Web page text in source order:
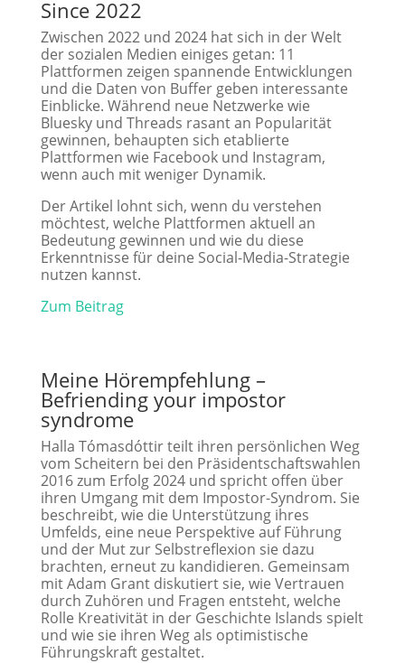
Since 2022
Zwischen 2022 und 2024 hat sich in der Welt
der sozialen Medien einiges getan: 11
Plattformen zeigen spannende Entwicklungen
und die Daten von Buffer geben interessante
Einblicke. Während neue Netzwerke wie
Bluesky und Threads rasant an Popularität
gewinnen, behaupten sich etablierte
Plattformen wie Facebook und Instagram,
wenn auch mit weniger Dynamik.
Der Artikel lohnt sich, wenn du verstehen
möchtest, welche Plattformen aktuell an
Bedeutung gewinnen und wie du diese
Erkenntnisse für deine Social-Media-Strategie
nutzen kannst.
Zum Beitrag
Meine Hörempfehlung –
Befriending your impostor
syndrome​
Halla Tómasdóttir teilt ihren persönlichen Weg
vom Scheitern bei den Präsidentschaftswahlen
2016 zum Erfolg 2024 und spricht offen über
ihren Umgang mit dem Impostor-Syndrom. Sie
beschreibt, wie die Unterstützung ihres
Umfelds, eine neue Perspektive auf Führung
und der Mut zur Selbstreflexion sie dazu
brachten, erneut zu kandidieren. Gemeinsam
mit Adam Grant diskutiert sie, wie Vertrauen
durch Zuhören und Fragen entsteht, welche
Rolle Kreativität in der Geschichte Islands spielt
und wie sie ihren Weg als optimistische
Führungskraft gestaltet.